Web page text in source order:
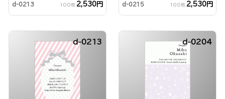
d-0213 100枚 2,530円 d-0215 100枚 2,530円
d-0213 d-0204